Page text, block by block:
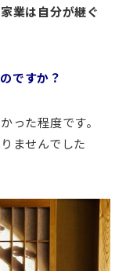
家業は自分が継ぐ
ですか？
った程度です。
ませんでした